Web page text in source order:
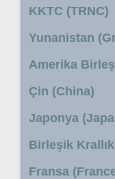
KKTC (TRNC)
Yunanistan
Amerika
Çin (China)
Japonya
Birleşik
Fransa